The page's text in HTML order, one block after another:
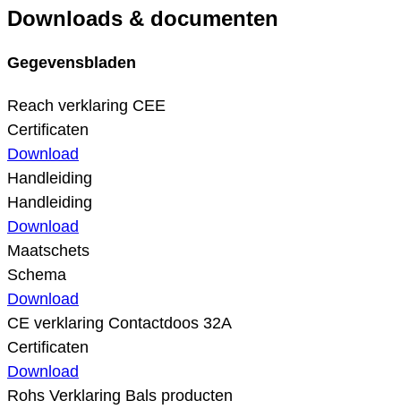
Downloads & documenten
Gegevensbladen
Reach verklaring CEE
Certificaten
Download
Handleiding
Handleiding
Download
Maatschets
Schema
Download
CE verklaring Contactdoos 32A
Certificaten
Download
Rohs Verklaring Bals producten